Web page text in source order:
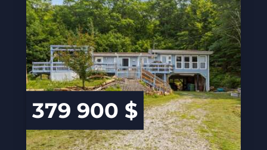
379 900 $